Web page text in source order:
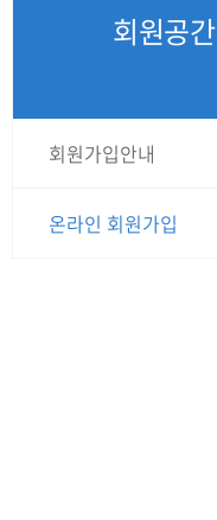
회원공간
회원가입안내
온라인 회원가입